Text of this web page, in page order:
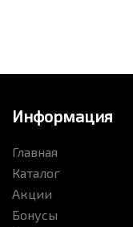
Информация
Главная
Каталог
Акции
Бонусы